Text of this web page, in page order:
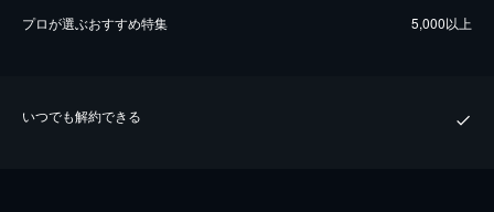
プロが選ぶおすすめ特集 5,000以上
いつでも解約できる